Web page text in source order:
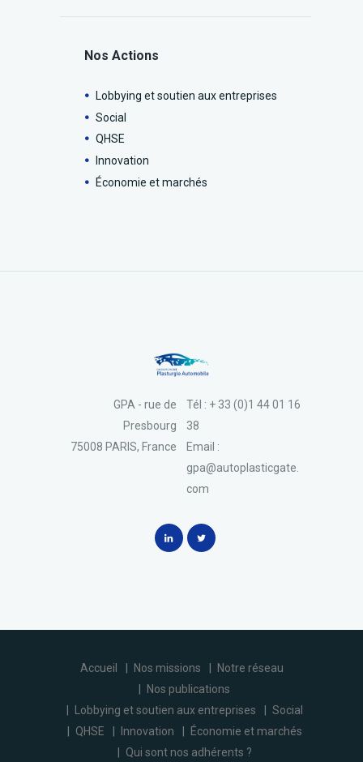
Nos Actions
Lobbying et soutien aux entreprises
Social
QHSE
Innovation
Économie et marchés
Tél : + 33 (0)1 44 01 16
38
Email :
gpa@autoplasticgate.
com
GPA - rue de
Presbourg
75008 PARIS, France
Accueil Nos missions
Notre réseau
Nos publications
Lobbying et soutien aux entreprises
Social
QHSE
Innovation
Économie et marchés
Qui sont nos adhérents ?